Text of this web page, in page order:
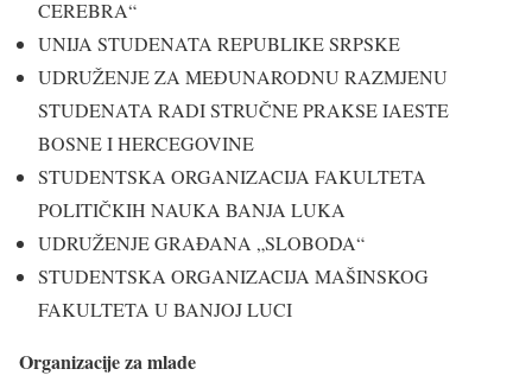
CEREBRA“
UNIJA STUDENATA REPUBLIKE SRPSKE
UDRUŽENJE ZA MEĐUNARODNU RAZMJENU
STUDENATA RADI STRUČNE PRAKSE IAESTE
BOSNE I HERCEGOVINE
STUDENTSKA ORGANIZACIJA FAKULTETA
POLITIČKIH NAUKA BANJA LUKA
UDRUŽENJE GRAĐANA „SLOBODA“
STUDENTSKA ORGANIZACIJA MAŠINSKOG
FAKULTETA U BANJOJ LUCI
Organizacije za mlade